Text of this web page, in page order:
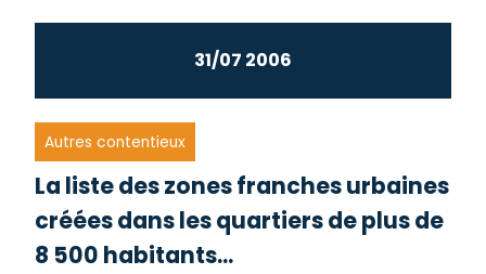
31/07 2006
Autres contentieux
La liste des zones franches urbaines
créées dans les quartiers de plus de
8 500 habitants...